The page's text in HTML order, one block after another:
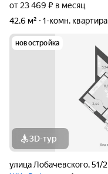
от 23 469 ₽ в месяц
42,6 м²
1-комн. квартира
новостройка
3D-тур
улица Лобачевского,51/2